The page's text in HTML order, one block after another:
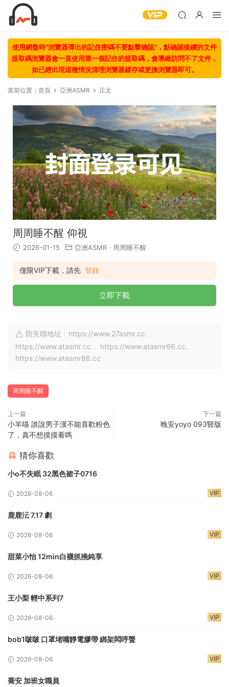
使用網盤時“浏覽器彈出的記住密碼不要點擊确認“，點确認後續的文件
提取碼浏覽器會一直使用第一個記住的提取碼，會導緻訪問不了文件，
如已經出現這種情況清理浏覽器緩存或更換浏覽器即可。
當前位置： 首頁 亞洲ASMR 正文
周周睡不醒 仰視
2026-01-15 亞洲ASMR · 周周睡不醒
僅限VIP下載，請先 登錄
立即下載
防失聯地址：https://www.27asmr.cc、
https://www.atasmr.cc 、https://www.atasmr66.cc、
https://www.atasmr88.cc
周周睡不醒
上一篇
小羊喵 誰說男子漢不能喜歡粉色
了，真不想摸摸看嗎
下一篇
晚安yoyo 093豎版
猜你喜歡
小o不失眠 32黑色裙子0716
2026-08-06 VIP
鹿鹿沄 7.17 劇
2026-08-06 VIP
甜菜小怡 12min白襪抓撓純享
2026-08-06 VIP
王小梨 輕中系列7
2026-08-06 VIP
bob1啵啵 口罩堵嘴靜電膠帶 綁架悶哼聲
2026-08-06 VIP
喬安 加班女職員